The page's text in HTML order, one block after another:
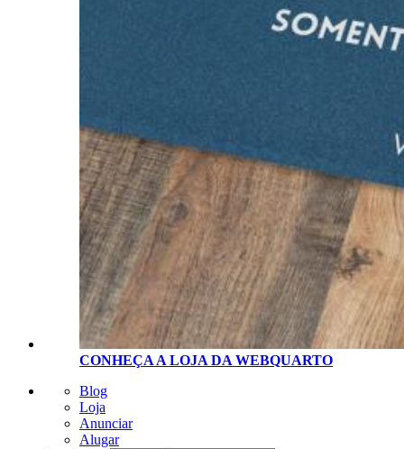
CONHEÇA A LOJA DA WEBQUARTO
Blog
Loja
Anunciar
Alugar